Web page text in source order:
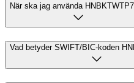
När ska jag använda
Vad betyder SWIFT/BIC-koden